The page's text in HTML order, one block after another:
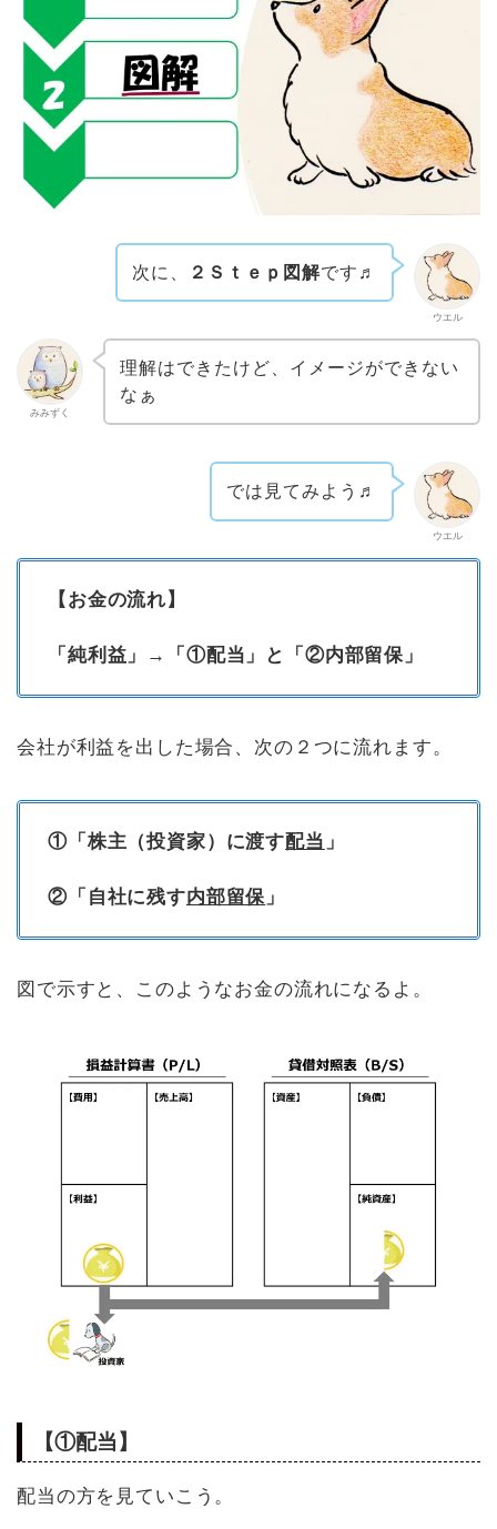
ウエル
次に、 ２Ｓｔｅｐ図解です♬
みみずく
理解はできたけど、イメージができない
なぁ
ウエル
では見てみよう♬
【お金の流れ】
「純利益」→「①配当」と「②内部留保」
会社が利益を出した場合、次の２つに流れます。
①「株主（投資家）に渡す配当 」
②「自社に残す内部留保 」
図で示すと、このようなお金の流れになるよ。
【①配当】
配当の方を見ていこう。